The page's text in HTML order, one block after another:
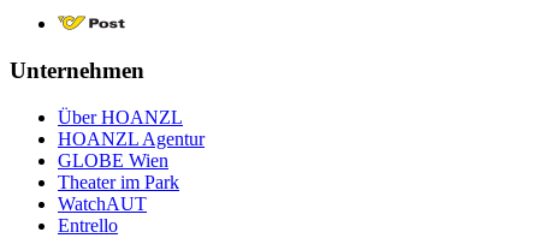
Unternehmen
Über HOANZL
HOANZL Agentur
GLOBE Wien
Theater im Park
WatchAUT
Entrello